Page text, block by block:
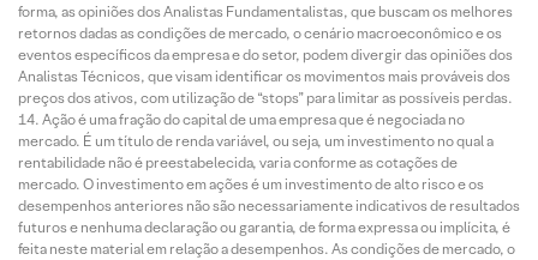
forma, as opiniões dos Analistas Fundamentalistas, que buscam os melhores
retornos dadas as condições de mercado, o cenário macroeconômico e os
eventos específicos da empresa e do setor, podem divergir das opiniões dos
Analistas Técnicos, que visam identificar os movimentos mais prováveis dos
preços dos ativos, com utilização de “stops” para limitar as possíveis perdas.
Ação é uma fração do capital de uma empresa que é negociada no
mercado. É um título de renda variável, ou seja, um investimento no qual a
rentabilidade não é preestabelecida, varia conforme as cotações de
mercado. O investimento em ações é um investimento de alto risco e os
desempenhos anteriores não são necessariamente indicativos de resultados
futuros e nenhuma declaração ou garantia, de forma expressa ou implícita, é
feita neste material em relação a desempenhos. As condições de mercado, o